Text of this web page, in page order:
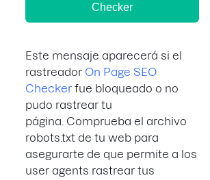
Checker
Este mensaje aparecerá si el
rastreador On Page SEO
Checker fue bloqueado o no
pudo rastrear tu
página. Comprueba el archivo
robots.txt de tu web para
asegurarte de que permite a los
user agents rastrear tus